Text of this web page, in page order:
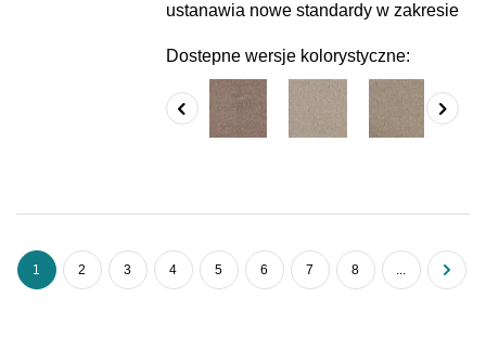
ustanawia nowe standardy w zakresie
Dostepne wersje kolorystyczne:
1 2 3 4 5 6 7 8